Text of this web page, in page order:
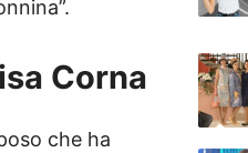
Corna
che ha